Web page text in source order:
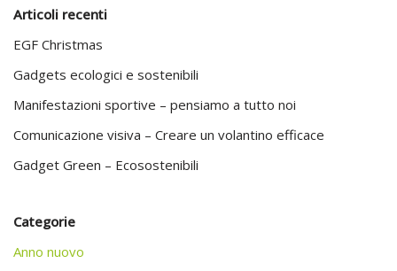
Articoli recenti
EGF Christmas
Gadgets ecologici e sostenibili
Manifestazioni sportive – pensiamo a tutto noi
Comunicazione visiva – Creare un volantino efficace
Gadget Green – Ecosostenibili
Categorie
Anno nuovo